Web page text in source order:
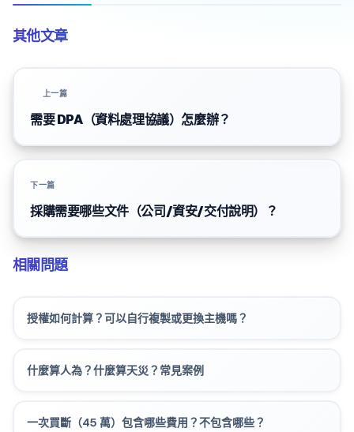
其他文章
上一篇
需要 DPA（資料處理協議）怎麼辦？
下一篇
採購需要哪些文件（公司/資安/交付說明）？
相關問題
授權如何計算？可以自行複製或更換主機嗎？
什麼算人為？什麼算天災？常見案例
一次買斷（45 萬）包含哪些費用？不包含哪些？